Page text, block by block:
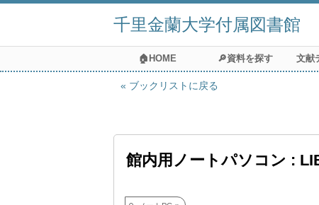
千里金蘭大学付属図書館
🏠HOME 🔎資料を探す 文献
ブックリストに戻る
館内用ノートパソコン :